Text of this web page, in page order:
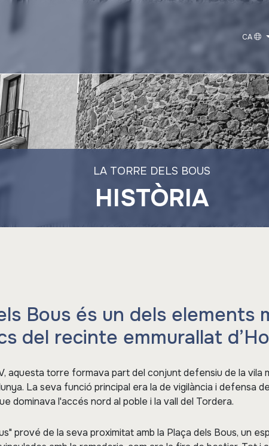
CA
LA TORRE DELS BOUS
HISTÒRIA
Bous és un dels elements
del recinte emmurallat
aquesta torre formava part del conjunt defensiu de la vila
La seva funció principal era la de vigilància i defensa
dominava l'accés nord al poble i la vall del Tordera.
prové de la seva proximitat amb la Plaça dels Bous, un